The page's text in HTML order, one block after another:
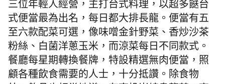
三位年輕人經營，主打台式料理，以超多餸台
式便當最為出名，每日都大排長龍。便當有五
至六款配菜可選，像味噌金針野菜、香炒沙茶
粉絲、白菌洋蔥玉米，而涼菜每日不同款式。
餐廳每星期轉換餐牌，特設精選無肉便當，照
顧各種飲食需要的人士，十分抵讚。除食物